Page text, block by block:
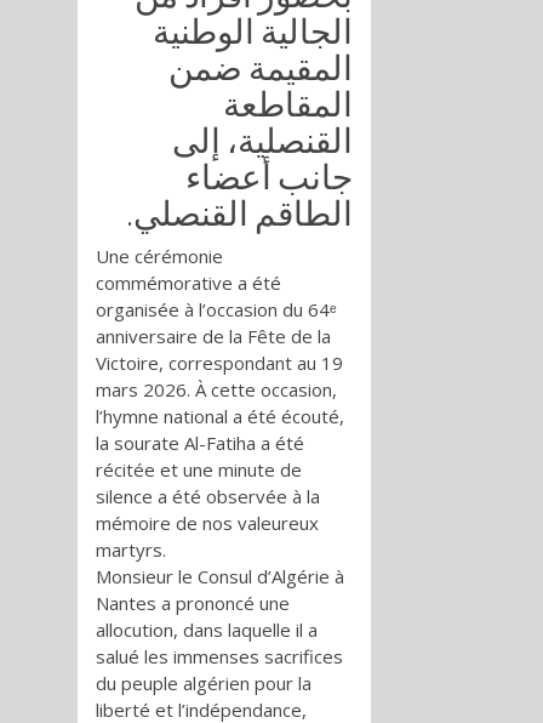
الجالية الوطنية
المقيمة ضمن
المقاطعة
القنصلية، إلى
جانب أعضاء
الطاقم القنصلي.
Une cérémonie
commémorative a été
organisée à l’occasion du 64ᵉ
anniversaire de la Fête de la
Victoire, correspondant au 19
mars 2026. À cette occasion,
l’hymne national a été écouté,
la sourate Al-Fatiha a été
récitée et une minute de
silence a été observée à la
mémoire de nos valeureux
martyrs.
Monsieur le Consul d’Algérie à
Nantes a prononcé une
allocution, dans laquelle il a
salué les immenses sacrifices
du peuple algérien pour la
liberté et l’indépendance,